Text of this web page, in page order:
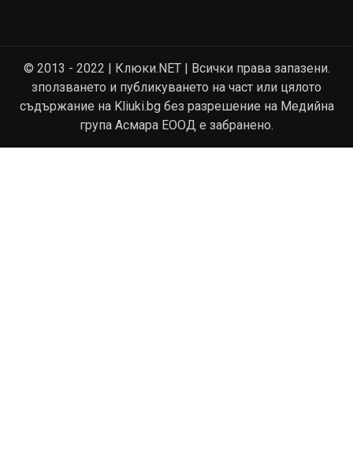
© 2013 - 2022 | Клюки.NET | Всички права запазени.
зползването и публикуването на част или цялото
съдържание на Kliuki.bg без разрешение на Медийна
група Асмара ЕООД е забранено.